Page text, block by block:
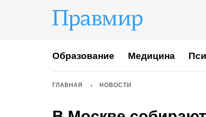
Образование Медицина
ГЛАВНАЯ НОВОСТИ